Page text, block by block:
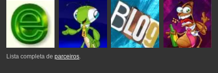
Lista completa deparceiros.